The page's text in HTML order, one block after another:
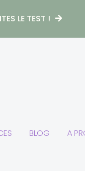
LE TEST !
BLOG A